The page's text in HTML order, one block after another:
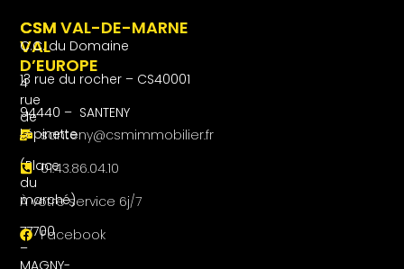
CSM
VAL
D’EUROPE
4
rue
de
l’épinette
(Place
du
marché)
77700
–
MAGNY-
CSM VAL-DE-MARNE
C.C. du Domaine
13 rue du rocher – CS40001
94440 – SANTENY
santeny@csmimmobilier.fr
01.43.86.04.10
À votre service 6j/7
Facebook